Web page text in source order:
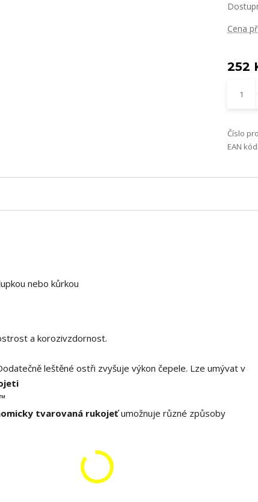
Cena
252
Číslo
EAN kód:
nebo kůrkou
a korozivzdornost.
leštěné ostři zvyšuje výkon čepele. Lze umývat v
tvarovaná rukojeťumožnuje různé způsoby